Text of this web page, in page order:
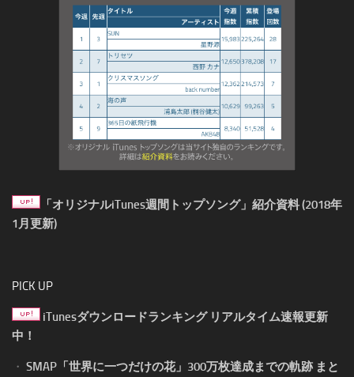
「オリジナルiTunes週間トップソング」紹介資料 (2018年
1月更新)
PICK UP
iTunesダウンロードランキング リアルタイム速報更新
中！
・ SMAP「世界に一つだけの花」300万枚達成までの軌跡 まと